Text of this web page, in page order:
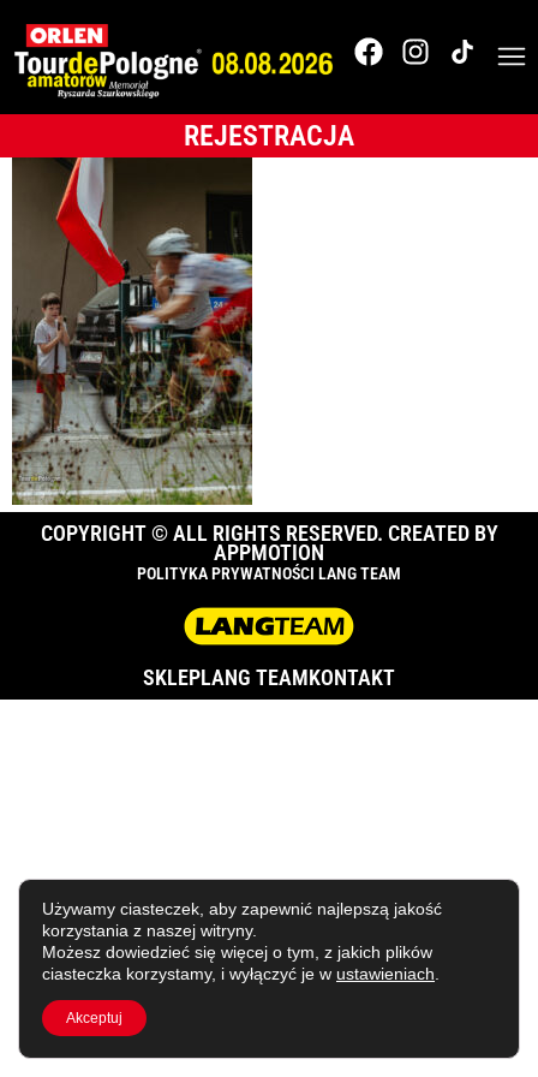
REJESTRACJA
TdP-LR-Szymon
Gruchalski (293)
COPYRIGHT © ALL RIGHTS RESERVED. CREATED BY
APPMOTION
POLITYKA PRYWATNOŚCI LANG TEAM
SKLEPLANG TEAMKONTAKT
Używamy ciasteczek, aby zapewnić najlepszą jakość
korzystania z naszej witryny.
Możesz dowiedzieć się więcej o tym, z jakich plików
ciasteczka korzystamy, i wyłączyć je w ustawieniach
Akceptuj